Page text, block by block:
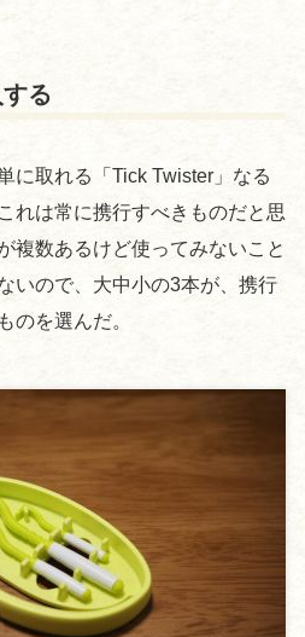
る
に取れる「Tick Twister」なる
れは常に携行すべきものだと思
複数あるけど使ってみないこと
いので、大中小の3本が、携行
のを選んだ。